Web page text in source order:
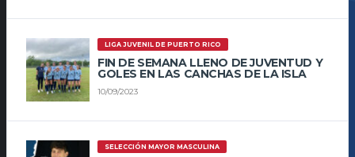
LIGA JUVENIL DE PUERTO RICO
FIN DE SEMANA LLENO DE JUVENTUD Y
GOLES EN LAS CANCHAS DE LA ISLA
10/09/2023
SELECCIÓN MAYOR MASCULINA